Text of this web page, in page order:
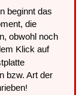
beginnt das
die
obwohl noch
Klick auf
bzw. Art der